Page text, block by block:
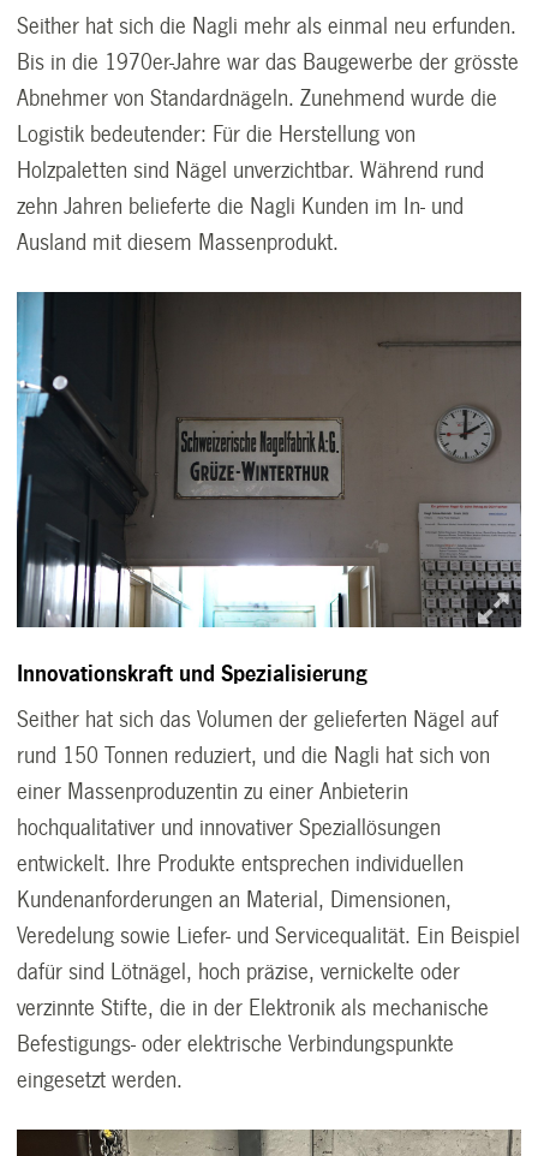
Seither hat sich die Nagli mehr als einmal neu erfunden.
Bis in die 1970er-Jahre war das Baugewerbe der grösste
Abnehmer von Standardnägeln. Zunehmend wurde die
Logistik bedeutender: Für die Herstellung von
Holzpaletten sind Nägel unverzichtbar. Während rund
zehn Jahren belieferte die Nagli Kunden im In- und
Ausland mit diesem Massenprodukt.
Innovationskraft und Spezialisierung
Seither hat sich das Volumen der gelieferten Nägel auf
rund 150 Tonnen reduziert, und die Nagli hat sich von
einer Massenproduzentin zu einer Anbieterin
hochqualitativer und innovativer Speziallösungen
entwickelt. Ihre Produkte entsprechen individuellen
Kundenanforderungen an Material, Dimensionen,
Veredelung sowie Liefer- und Servicequalität. Ein Beispiel
dafür sind Lötnägel, hoch präzise, vernickelte oder
verzinnte Stifte, die in der Elektronik als mechanische
Befestigungs- oder elektrische Verbindungspunkte
eingesetzt werden.